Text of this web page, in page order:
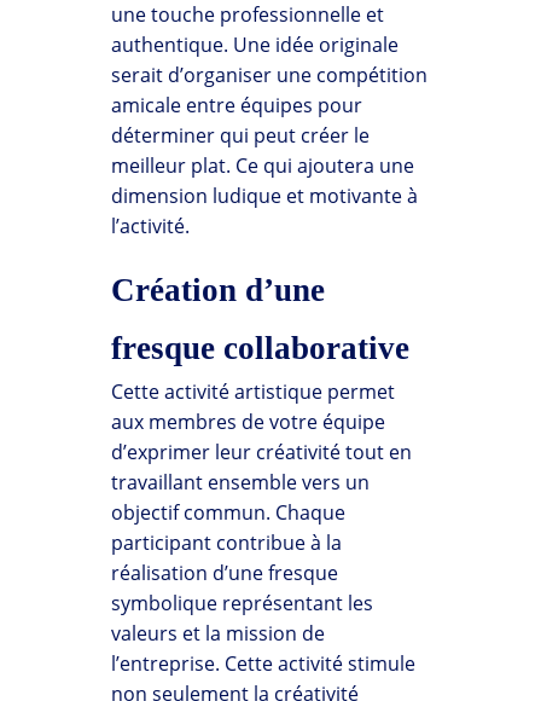
une touche professionnelle et
authentique. Une idée originale
serait d’organiser une compétition
amicale entre équipes pour
déterminer qui peut créer le
meilleur plat. Ce qui ajoutera une
dimension ludique et motivante à
l’activité.
Création d’une
fresque collaborative
Cette activité artistique permet
aux membres de votre équipe
d’exprimer leur créativité tout en
travaillant ensemble vers un
objectif commun. Chaque
participant contribue à la
réalisation d’une fresque
symbolique représentant les
valeurs et la mission de
l’entreprise. Cette activité stimule
non seulement la créativité